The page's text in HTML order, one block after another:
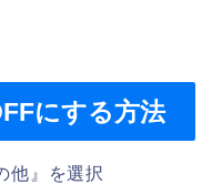
にする方法
他』を選択